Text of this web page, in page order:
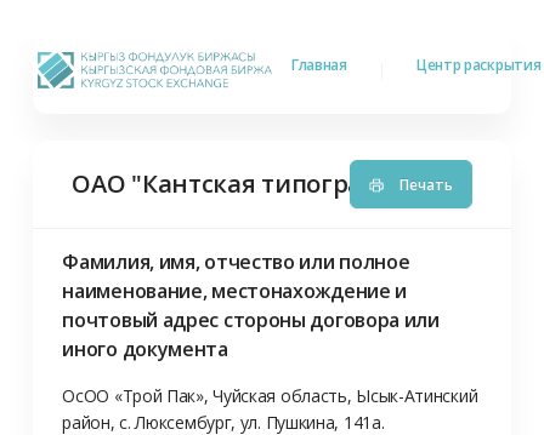
Главная Центр
ОАО "Кантская типография":Факт
Печать
Фамилия, имя, отчество или полное
наименование, местонахождение и
почтовый адрес стороны договора или
иного документа
ОсОО «Трой Пак», Чуйская область, Ысык-Атинский
район, с. Люксембург, ул. Пушкина, 141а.